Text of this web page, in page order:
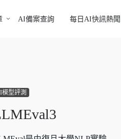
AI備案查詢 每日AI快訊熱聞
模型評測